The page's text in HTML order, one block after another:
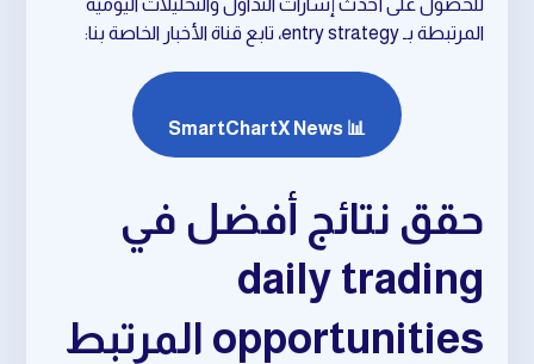
للحصول على أحدث إشارات التداول والتحليلات اليومية
المرتبطة بـ entry strategy، تابع قناة الأخبار الخاصة بنا:
📊 SmartChartX News
حقق نتائج أفضل في
daily trading
opportunities المرتبط